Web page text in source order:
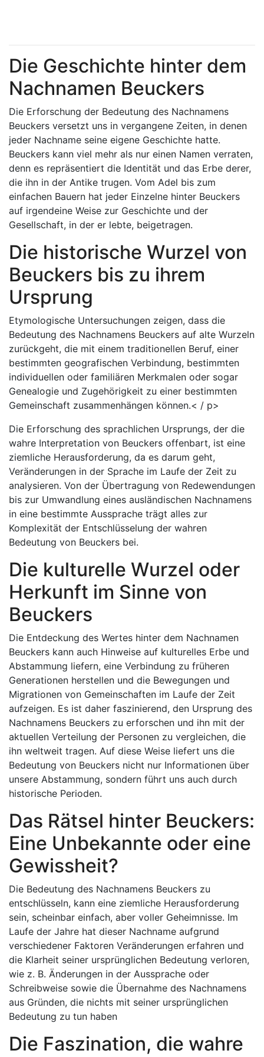
Die Geschichte hinter dem
Nachnamen Beuckers
Die Erforschung der Bedeutung des Nachnamens
Beuckers versetzt uns in vergangene Zeiten, in denen
jeder Nachname seine eigene Geschichte hatte.
Beuckers kann viel mehr als nur einen Namen verraten,
denn es repräsentiert die Identität und das Erbe derer,
die ihn in der Antike trugen. Vom Adel bis zum
einfachen Bauern hat jeder Einzelne hinter Beuckers
auf irgendeine Weise zur Geschichte und der
Gesellschaft, in der er lebte, beigetragen.
Die historische Wurzel von
Beuckers bis zu ihrem
Ursprung
Etymologische Untersuchungen zeigen, dass die
Bedeutung des Nachnamens Beuckers auf alte Wurzeln
zurückgeht, die mit einem traditionellen Beruf, einer
bestimmten geografischen Verbindung, bestimmten
individuellen oder familiären Merkmalen oder sogar
Genealogie und Zugehörigkeit zu einer bestimmten
Gemeinschaft zusammenhängen können.< / p>
Die Erforschung des sprachlichen Ursprungs, der die
wahre Interpretation von Beuckers offenbart, ist eine
ziemliche Herausforderung, da es darum geht,
Veränderungen in der Sprache im Laufe der Zeit zu
analysieren. Von der Übertragung von Redewendungen
bis zur Umwandlung eines ausländischen Nachnamens
in eine bestimmte Aussprache trägt alles zur
Komplexität der Entschlüsselung der wahren
Bedeutung von Beuckers bei.
Die kulturelle Wurzel oder
Herkunft im Sinne von
Beuckers
Die Entdeckung des Wertes hinter dem Nachnamen
Beuckers kann auch Hinweise auf kulturelles Erbe und
Abstammung liefern, eine Verbindung zu früheren
Generationen herstellen und die Bewegungen und
Migrationen von Gemeinschaften im Laufe der Zeit
aufzeigen. Es ist daher faszinierend, den Ursprung des
Nachnamens Beuckers zu erforschen und ihn mit der
aktuellen Verteilung der Personen zu vergleichen, die
ihn weltweit tragen. Auf diese Weise liefert uns die
Bedeutung von Beuckers nicht nur Informationen über
unsere Abstammung, sondern führt uns auch durch
historische Perioden.
Das Rätsel hinter Beuckers:
Eine Unbekannte oder eine
Gewissheit?
Die Bedeutung des Nachnamens Beuckers zu
entschlüsseln, kann eine ziemliche Herausforderung
sein, scheinbar einfach, aber voller Geheimnisse. Im
Laufe der Jahre hat dieser Nachname aufgrund
verschiedener Faktoren Veränderungen erfahren und
die Klarheit seiner ursprünglichen Bedeutung verloren,
wie z. B. Änderungen in der Aussprache oder
Schreibweise sowie die Übernahme des Nachnamens
aus Gründen, die nichts mit seiner ursprünglichen
Bedeutung zu tun haben
Die Faszination, die wahre